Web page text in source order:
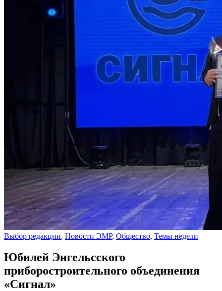
Выбор редакции, Новости ЭМР, Общество, Темы недели
Юбилей Энгельсского
приборостроительного объединения
«Сигнал»